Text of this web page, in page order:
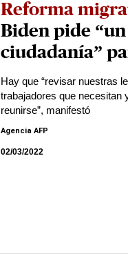
Reforma
Biden pide
ciudadanía”
Hay que “revisar nuestras
trabajadores que necesitan
reunirse”, manifestó
Agencia AFP
02/03/2022